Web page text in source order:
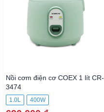
Nồi cơm điện cơ COEX 1 lít CR-
3474
1.0L 400W